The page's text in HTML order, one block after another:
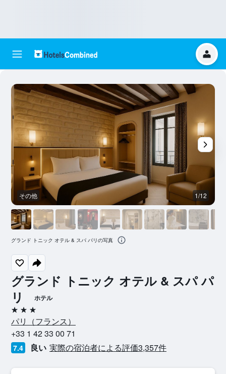
グランド トニック オテル & スパ パ
リ
ホテル
3つ星
パリ​（フランス​）​
+33 1 42 33 00 71
7.4 良い 実際の宿泊者による評価3,357​件
その他 1/12
グランド トニック オテル & スパ パリの写真